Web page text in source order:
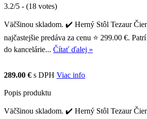
3.2/5 - (18 votes)
Väčšinou skladom. ✔️ Herný Stôl Tezaur
najčastejšie predáva za cenu ⭐ 299.00 €.
do kancelárie... Čítať ďalej »
289.00 € s DPH Viac info
Popis produktu
Väčšinou skladom. ✔️ Herný Stôl Tezaur